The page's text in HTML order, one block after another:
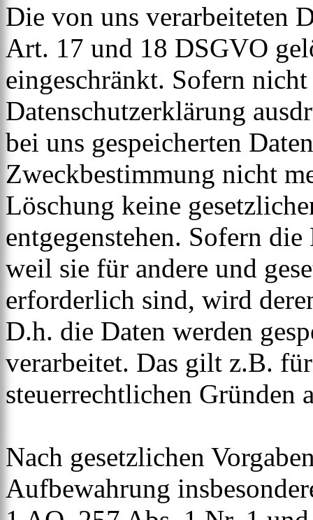
Die von uns verarbeiteten
Art. 17 und 18 DSGVO
eingeschränkt. Sofern
Datenschutzerklärung
bei uns gespeicherten
Zweckbestimmung nicht
Löschung keine
entgegenstehen. Sofern
weil sie für andere und
erforderlich sind, wird
D.h. die Daten werden
verarbeitet. Das gilt z.B.
steuerrechtlichen Gründen
Nach gesetzlichen
Aufbewahrung